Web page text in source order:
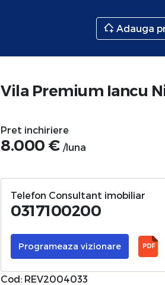
Adauga
Vila Premium Iancu
Pret inchiriere
8.000 € /luna
Telefon Consultant imobiliar
0317100200
Programeaza vizionare PDF
Cod: REV2004033